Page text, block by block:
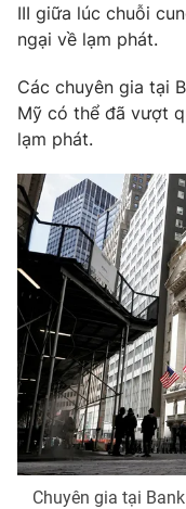
Thế giới đó đây
Câu chuyện quốc tế
Tài chính
Thị trường
Góc doanh nghiệp
Dữ liệu và đời sống
Truyền hình
Hậu trường
Nhân vật
Khán giả
Giải sao mai
Giải trí
Điện ảnh
Âm nhạc
Sao
Đời sống
Du lịch
Làm đẹp
Chất lượng cuộc
Giáo dục
Tuyển sinh
Học trực tuyến
Công nghệ
Hitech Công nghệ
Sản phẩm
Thị trường
Giao lưu trực
Lịch phát sóng
III giữa lúc chuỗi
ngại về lạm phát.
Các chuyên gia tại
Mỹ có thể đã vượt
lạm phát.
Chuyên gia tại